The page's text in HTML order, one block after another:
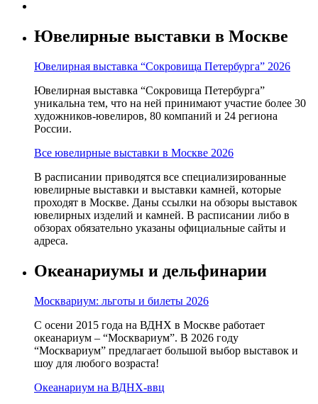
Ювелирные выставки в Москве
Ювелирная выставка “Сокровища Петербурга” 2026
Ювелирная выставка “Сокровища Петербурга”
уникальна тем, что на ней принимают участие более 30
художников-ювелиров, 80 компаний и 24 региона
России.
Все ювелирные выставки в Москве 2026
В расписании приводятся все специализированные
ювелирные выставки и выставки камней, которые
проходят в Москве. Даны ссылки на обзоры выставок
ювелирных изделий и камней. В расписании либо в
обзорах обязательно указаны официальные сайты и
адреса.
Океанариумы и дельфинарии
Москвариум: льготы и билеты 2026
С осени 2015 года на ВДНХ в Москве работает
океанариум – “Москвариум”. В 2026 году
“Москвариум” предлагает большой выбор выставок и
шоу для любого возраста!
Океанариум на ВДНХ-ввц